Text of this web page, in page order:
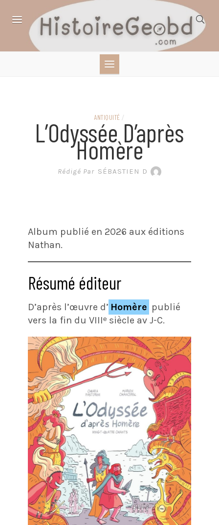
LITTÉRATURE EN
BANDE DESSINÉE
ANTIQUITÉ /
L’Odyssée D’après
Homère
Rédigé Par SÉBASTIEN D
Album publié en 2026 aux éditions
Nathan.
Résumé éditeur
D’après l’œuvre d’ Homère publié
vers la fin du VIIIᵉ siècle av J-C.